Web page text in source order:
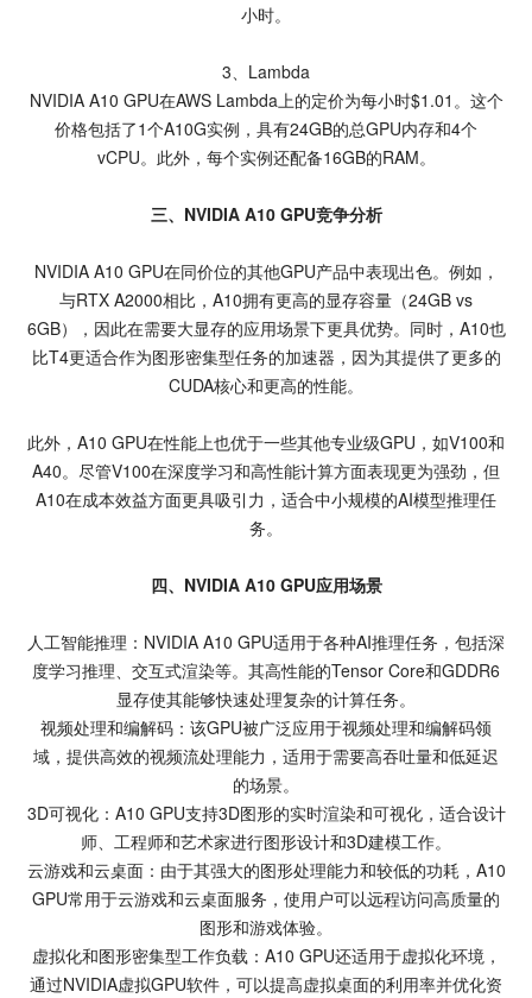
小时。
3、Lambda
NVIDIA A10 GPU在AWS Lambda上的定价为每小时$1.01。这个
价格包括了1个A10G实例，具有24GB的总GPU内存和4个
vCPU。此外，每个实例还配备16GB的RAM。
三、NVIDIA A10 GPU竞争分析
NVIDIA A10 GPU在同价位的其他GPU产品中表现出色。例如，
与RTX A2000相比，A10拥有更高的显存容量（24GB vs
6GB），因此在需要大显存的应用场景下更具优势。同时，A10也
比T4更适合作为图形密集型任务的加速器，因为其提供了更多的
CUDA核心和更高的性能。
此外，A10 GPU在性能上也优于一些其他专业级GPU，如V100和
A40。尽管V100在深度学习和高性能计算方面表现更为强劲，但
A10在成本效益方面更具吸引力，适合中小规模的AI模型推理任
务。
四、NVIDIA A10 GPU应用场景
人工智能推理：NVIDIA A10 GPU适用于各种AI推理任务，包括深
度学习推理、交互式渲染等。其高性能的Tensor Core和GDDR6
显存使其能够快速处理复杂的计算任务。
视频处理和编解码：该GPU被广泛应用于视频处理和编解码领
域，提供高效的视频流处理能力，适用于需要高吞吐量和低延迟
的场景。
3D可视化：A10 GPU支持3D图形的实时渲染和可视化，适合设计
师、工程师和艺术家进行图形设计和3D建模工作。
云游戏和云桌面：由于其强大的图形处理能力和较低的功耗，A10
GPU常用于云游戏和云桌面服务，使用户可以远程访问高质量的
图形和游戏体验。
虚拟化和图形密集型工作负载：A10 GPU还适用于虚拟化环境，
通过NVIDIA虚拟GPU软件，可以提高虚拟桌面的利用率并优化资